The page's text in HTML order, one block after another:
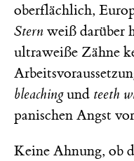
oberflächlich,
Stern weiß darüber
ultraweiße Zähne
bleachingund teeth
panischen Angst vor
Keine Ahnung, ob